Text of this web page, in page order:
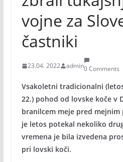
vojne za
častniki
23.04. 2022 admin0 Comments
Vsakoletni tradicionalni
22.) pohod od lovske koče v
branilcem meje pred
je letos potekal nekoliko
vremena je bila izvedena
pri lovski koči.